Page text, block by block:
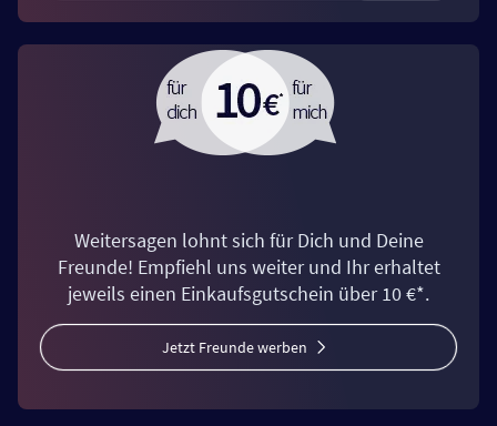
Weitersagen lohnt sich für Dich und Deine
Freunde! Empfiehl uns weiter und Ihr erhaltet
jeweils einen Einkaufsgutschein über 10 €*.
Jetzt Freunde werben